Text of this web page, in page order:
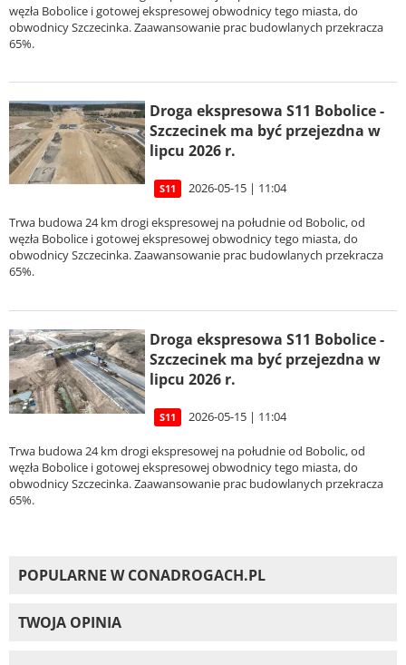
węzła Bobolice i gotowej ekspresowej obwodnicy tego miasta, do
obwodnicy Szczecinka. Zaawansowanie prac budowlanych przekracza
65%.
Droga ekspresowa S11 Bobolice -
Szczecinek ma być przejezdna w
lipcu 2026 r.
S11 2026-05-15 | 11:04
Trwa budowa 24 km drogi ekspresowej na południe od Bobolic, od
węzła Bobolice i gotowej ekspresowej obwodnicy tego miasta, do
obwodnicy Szczecinka. Zaawansowanie prac budowlanych przekracza
65%.
Droga ekspresowa S11 Bobolice -
Szczecinek ma być przejezdna w
lipcu 2026 r.
S11 2026-05-15 | 11:04
Trwa budowa 24 km drogi ekspresowej na południe od Bobolic, od
węzła Bobolice i gotowej ekspresowej obwodnicy tego miasta, do
obwodnicy Szczecinka. Zaawansowanie prac budowlanych przekracza
65%.
POPULARNE W CONADROGACH.PL
TWOJA OPINIA